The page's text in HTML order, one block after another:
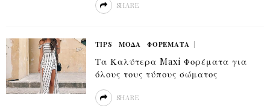
SHARE
TIPS ΜΟΔΑ ΦΟΡΈΜΑΤΑ
Τα Καλύτερα Maxi Φορέματα για
όλους τους τύπους σώματος
SHARE